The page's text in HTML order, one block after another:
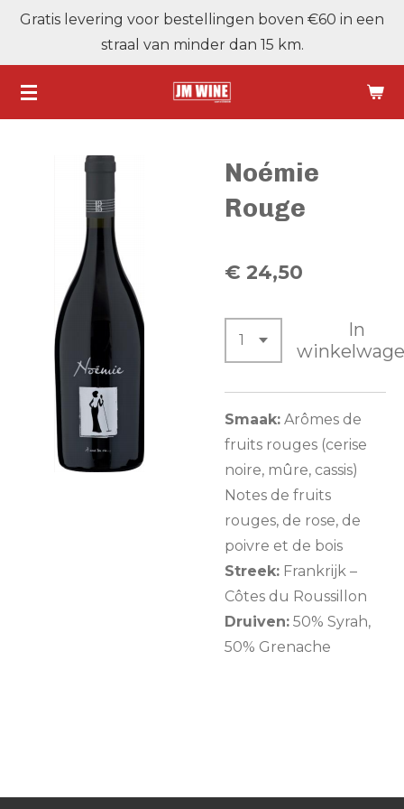
Ga
de
hoofdinhoud
Gratis levering voor bestellingen boven €60 in een
straal van minder dan 15 km.
Noémie
Rouge
€ 24,50
In
Smaak: Arômes de
fruits rouges (cerise
noire, mûre, cassis)
Notes de fruits
rouges, de rose, de
poivre et de bois
Streek: Frankrijk –
Côtes du Roussillon
Druiven: 50% Syrah,
50% Grenache